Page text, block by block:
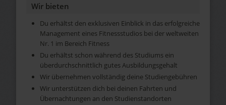
Wir bieten
Du erhältst den exklusiven Einblick in das erfolgreiche
Management eines Fitnessstudios bei der weltweiten
Nr. 1 im Bereich Fitness
Du erhältst schon während des Studiums ein
überdurchschnittlich gutes Ausbildungsgehalt
Wir übernehmen vollständig deine Studiengebühren
Wir unterstützen dich bei deinen Fahrten und
Übernachtungen an den Studienstandorten